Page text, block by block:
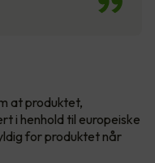
at produktet,
i henhold til europeiske
for produktet når